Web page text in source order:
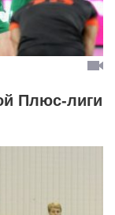
Плюс-лиги